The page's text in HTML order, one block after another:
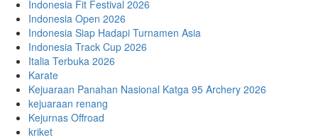
Indonesia Fit Festival 2026
Indonesia Open 2026
Indonesia Siap Hadapi Turnamen Asia
Indonesia Track Cup 2026
Italia Terbuka 2026
Karate
Kejuaraan Panahan Nasional Katga 95 Archery 2026
kejuaraan renang
Kejurnas Offroad
kriket